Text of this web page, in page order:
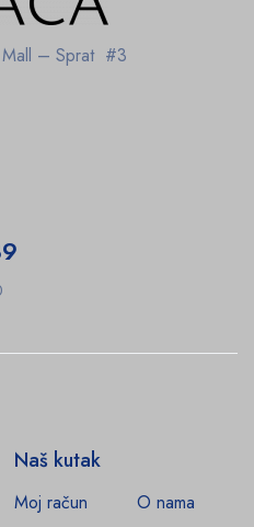
– Sprat #3
Naš kutak
Moj račun
O nama